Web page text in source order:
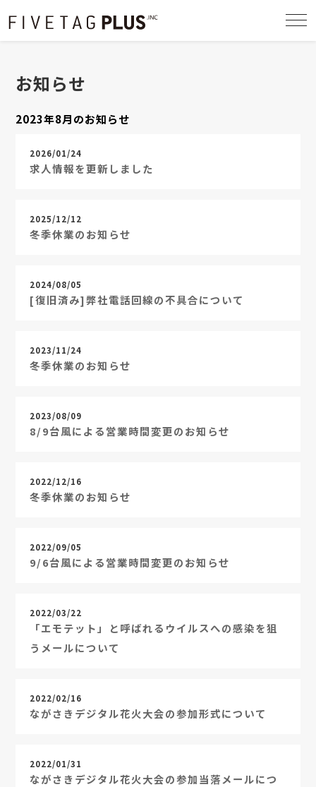
お知らせ
2023年8月のお知らせ
2026/01/24
求人情報を更新しました
2025/12/12
冬季休業のお知らせ
2024/08/05
[復旧済み]弊社電話回線の不具合について
2023/11/24
冬季休業のお知らせ
2023/08/09
8/9台風による営業時間変更のお知らせ
2022/12/16
冬季休業のお知らせ
2022/09/05
9/6台風による営業時間変更のお知らせ
2022/03/22
「エモテット」と呼ばれるウイルスへの感染を狙
うメールについて
2022/02/16
ながさきデジタル花火大会の参加形式について
2022/01/31
ながさきデジタル花火大会の参加当落メールにつ